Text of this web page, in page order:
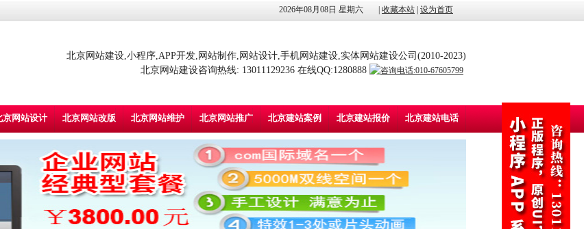
2026年08月08日 星期六 收藏本站 设为首页
北京网站建设,小程序,APP开发,网站制作,网站设计,手机网站建设,实体网站建设公司(2010-2023)
北京网站建设咨询热线: 13011129236 在线QQ:1280888
京网站设计 北京网站改版 北京网站维护 北京网站推广 北京建站案例 北京建站报价 北京建站电话